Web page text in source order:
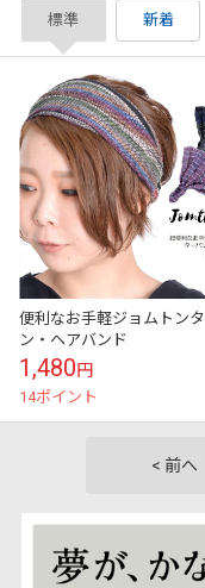
標準 新着
便利なお手軽ジョムトン
ン・ヘアバンド
1,480円
14ポイント
< 前へ